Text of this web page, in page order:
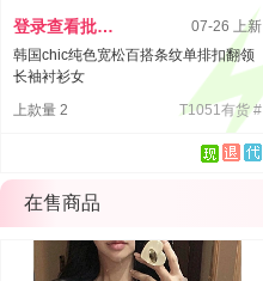
登录查看批发价
07-26 上新
韩国chic纯色宽松百搭条纹单排扣翻领
长袖衬衫女
上款量 2
T1051有货 #
在售商品